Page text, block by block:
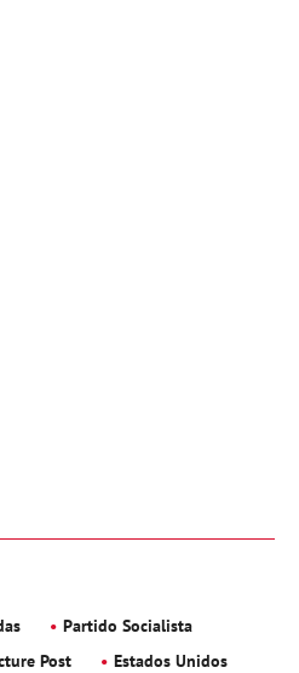
Partido Socialista
Post
Estados Unidos